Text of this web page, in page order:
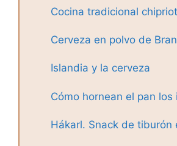
Cocina tradicional
Cerveza en polvo de
Islandia y la cerveza
Cómo hornean el pan los
Hákarl. Snack de tiburón